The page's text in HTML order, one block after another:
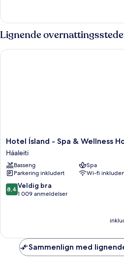
Lignende
Hotel
Ísland
-
Spa
&
Wellness
Hotel
Hotel Ísland - Spa & Wellness
Háaleiti
Basseng
Spa
Parkering inkludert
Wi-fi
8.4
av
anmeldelser
8,4 Veldig bra
1 009 anmeldelser
Hotel Ísland - Spa & Wellness Hotel
Sammenlign med